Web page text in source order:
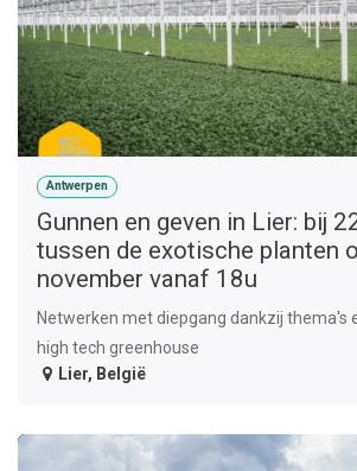
Antwerpen
Gunnen en geven in Lier: bij
tussen de exotische planten
november vanaf 18u
Netwerken met diepgang dankzij thema's
high tech greenhouse
Lier, België